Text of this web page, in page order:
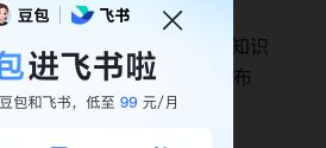
支持企业和内容创作者将知识
知识库，实现企业资源发布